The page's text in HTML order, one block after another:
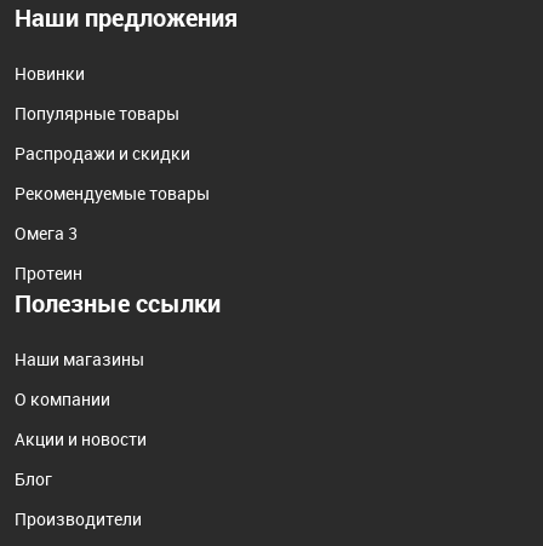
Наши предложения
Новинки
Популярные товары
Распродажи и скидки
Рекомендуемые товары
Омега 3
Протеин
Полезные ссылки
Наши магазины
О компании
Акции и новости
Блог
Производители